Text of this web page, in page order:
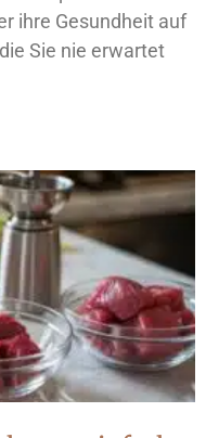
ihre Gesundheit auf
Sie nie erwartet